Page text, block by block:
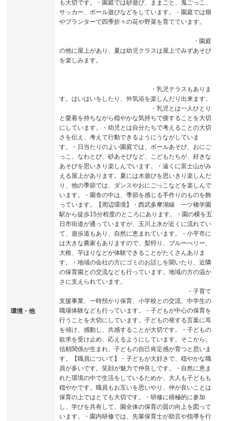
環境・他
も大切です。・園庭では砂遊び、ままごと、鬼ごっこ、
サッカー、ボール遊びなどをしています。・園庭では畑
やプランターで四季折々の花や野菜を育てています。
・園庭
の他に屋上があり、夏は幼児クラスは屋上でみずあそび
を楽しみます。
・乳児テラスもありま
す。はいはいをしたり、外気浴を楽しんだり出来ます。
・乳児とは一人ひとり
と愛着を持ちながら穏やかな気持ちで接することを大切
にしています。・幼児とは自分たちで考えることの大切
さを伝え、考えて行動できるようにうながしていま
す。・日当たりのよい園庭では、ボールあそび、おにご
っこ、なわとび、砂あそびなど、こどもたちが、好きな
あそびを思いきり楽しんでいます。・遠くに富士山がみ
える屋上があります。夏には水遊びを思いきり楽しんだ
り、他の季節では、ダンスやおにごっこなどを楽しんで
います。・園舎の中は、季節を感じる手作りのものを飾
っています。【周辺環境】・西武多摩湖線 一ツ橋学園
駅から徒歩15分程度のところにあります。・園の横を五
日市街道が通っていますが、玉川上水が近くに流れてい
て、遊歩道もあり、自然に恵まれています。・小平市に
は大きな農家もありますので、梨狩り、ブルーべリー、
大根、芋ほりなどが体験できることがたくさんありま
す。・地域の会社の方にゴミのお話しを聞いたり、近隣
の保育園との交流なども行っています。地域の方の温か
さに支えられています。
・子育て
支援事業、一時預かり保育、小学校との交流、中学生の
職場体験なども行っています。・子どもが中心の保育を
行うことを大切にしています。子どもの発する言葉に耳
を傾け、感動し、共感することが大切です。・子どもの
欲求を受け止め、応えるようにしています。そこから、
信頼関係が生まれ、子どもの自己肯定感が育つと思いま
す。【職員について】・子どもが大好きで、穏やかな職
員が多いです。笑顔が魅力で仲良しです。・自然に恵ま
れた環境の中で生活をしているためか、大人も子どもも
穏やかです。職員もお互いを思いやり、仲が良いことは
保育の上ではとても大切です。・研修に積極的に参加
し、学びを共有して、園全体の保育の質の向上を図って
います。・園内研修では、先輩保育士が助言や指導を行